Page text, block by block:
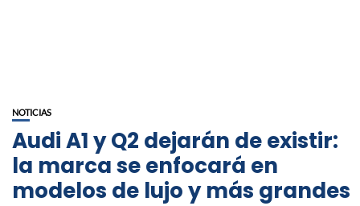
NOTICIAS
Audi A1 y Q2 dejarán de existir:
la marca se enfocará en
modelos de lujo y más grandes